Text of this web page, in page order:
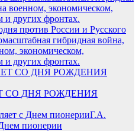
против России и Русского
гибридная война,
экономическом,
и других фронтах.
СО ДНЯ РОЖДЕНИЯ
Г.А.
пионерии